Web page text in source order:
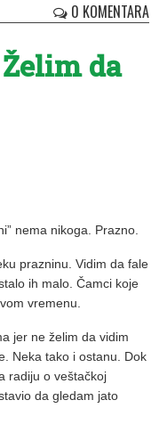
0 KOMENTARA
da
nema nikoga. Prazno.
prazninu. Vidim da fale
ih malo. Čamci koje
vremenu.
jer ne želim da vidim
Neka tako i ostanu. Dok
radiju o veštačkoj
da gledam jato